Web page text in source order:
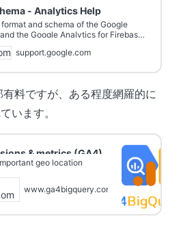
- Analytics Help
and schema of the Google
the Google Analytics for Firebase
Datasets For each Google
support.google.com
料ですが、ある程度網羅的に
います。
& metrics (GA4)
geo location
region and city.
www.ga4bigquery.com